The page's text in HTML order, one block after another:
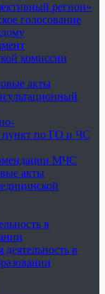
регион»
голосование
комиссии
акты
пункт по ГО и ЧС
МЧС
акты
в
в